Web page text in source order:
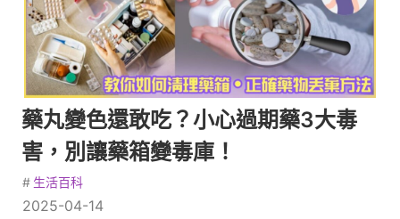
藥丸變色還敢吃？小心過期藥3大毒
害，別讓藥箱變毒庫！
# 生活百科
2025-04-14